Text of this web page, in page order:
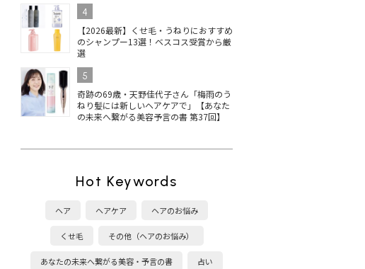
4
【2026最新】くせ毛・うねりにおすすめ
のシャンプー13選！ベスコス受賞から厳
選
5
奇跡の69歳・天野佳代子さん「梅雨のう
ねり髪には新しいヘアケアで」【あなた
の未来へ繋がる美容予言の書 第37回】
Hot Keywords
ヘア ヘアケア ヘアのお悩み
くせ毛 その他（ヘアのお悩み）
あなたの未来へ繋がる美容・予言の書 占い